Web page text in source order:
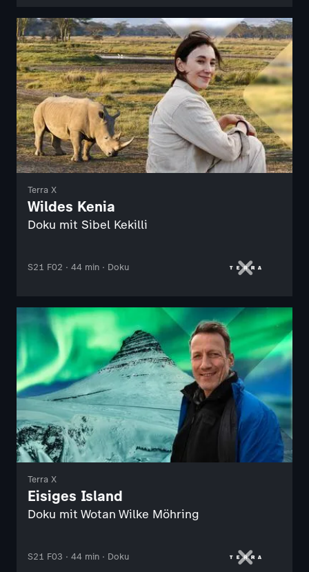
Terra X
Wildes Kenia
Doku mit Sibel Kekilli
S21 F02 · 44 min · Doku
Terra X
Eisiges Island
Doku mit Wotan Wilke Möhring
S21 F03 · 44 min · Doku